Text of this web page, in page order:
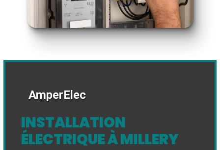
AmperElec
INSTALLATION
ÉLECTRIQUE À MILLERY